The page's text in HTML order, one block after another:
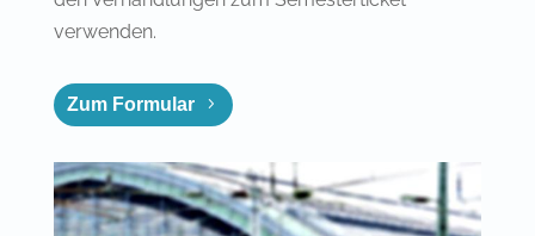
verwenden.
Zum Formular